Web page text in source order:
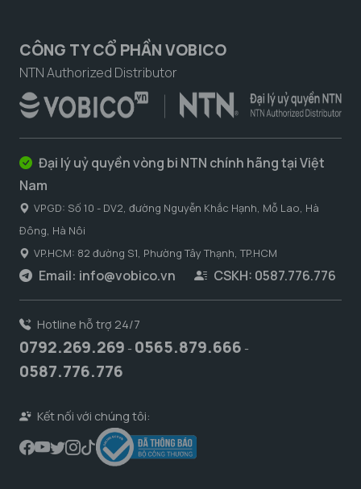
CÔNG TY CỔ PHẦN VOBICO
NTN Authorized Distributor
Đại lý uỷ quyền vòng bi NTN chính hãng tại Việt
Nam
VPGD: Số 10 - DV2, đường Nguyễn Khắc Hạnh, Mỗ Lao, Hà
Đông, Hà Nôi
VP.HCM: 82 đường S1, Phường Tây Thạnh, TP.HCM
Email: info@vobico.vn CSKH: 0587.776.776
Hotline hỗ trợ 24/7
0792.269.269 - 0565.879.666 -
0587.776.776
Kết nối với chúng tôi: